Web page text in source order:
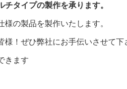
タイプの製作を承ります。
の製品を製作いたします。
様！ぜひ弊社にお手伝いさせて下
きます